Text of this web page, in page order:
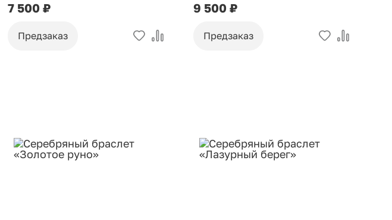
7 500 ₽
Предзаказ
9 500 ₽
Предзаказ